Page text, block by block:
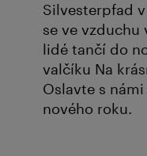
Silvesterpfad
se ve vzduchu
lidé tančí do
valčíku Na
Oslavte s
nového roku.